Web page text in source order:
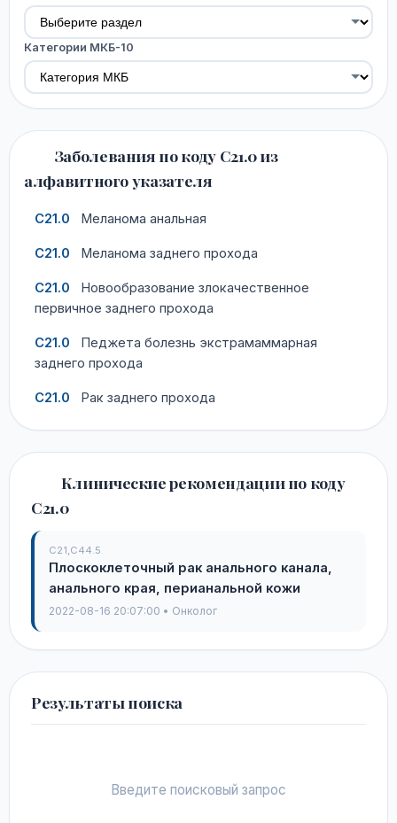
Категории МКБ-10
Заболевания по коду C21.0 из
алфавитного указателя
C21.0 Меланома анальная
C21.0 Меланома заднего прохода
C21.0
Новообразование злокачественное
первичное заднего прохода
C21.0
Педжета болезнь экстрамаммарная
заднего прохода
C21.0 Рак заднего прохода
Клинические рекомендации по коду
C21.0
C21,C44.5
Плоскоклеточный рак анального канала,
анального края, перианальной кожи
2022-08-16 20:07:00 • Онколог
Результаты поиска
Введите поисковый запрос